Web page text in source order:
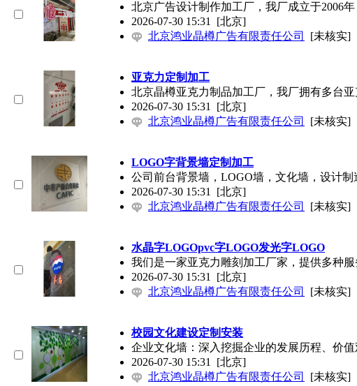
北京广告设计制作加工厂，我厂成立于2006
2026-07-30 15:31 [北京]
北京鸿业晶樽广告有限责任公司
[未核实]
亚克力定制加工
北京晶樽亚克力制品加工厂，我厂拥有多台
2026-07-30 15:31 [北京]
北京鸿业晶樽广告有限责任公司
[未核实]
LOGO字背景墙定制加工
公司前台背景墙，LOGO墙，文化墙，设计
2026-07-30 15:31 [北京]
北京鸿业晶樽广告有限责任公司
[未核实]
水晶字LOGOpvc字LOGO发光字LOGO
我们是一家亚克力雕刻加工厂家，提供多种
2026-07-30 15:31 [北京]
北京鸿业晶樽广告有限责任公司
[未核实]
校园文化建设定制安装
企业文化墙：深入挖掘企业的发展历程、价
2026-07-30 15:31 [北京]
北京鸿业晶樽广告有限责任公司
[未核实]